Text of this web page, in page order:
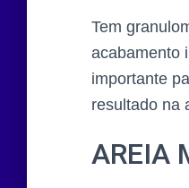
Tem
acabamento
importante
resultado na
AREIA